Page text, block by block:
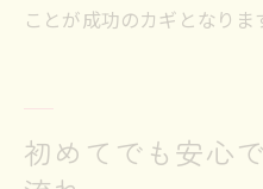
ことが成功のカギとなりま
初めてでも安心